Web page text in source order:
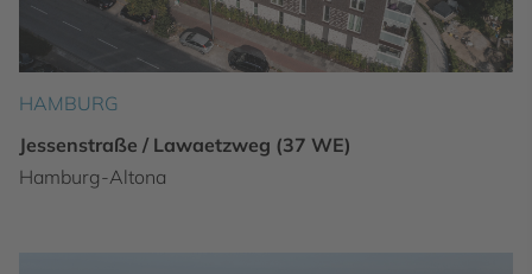
HAMBURG
Jessenstraße / Lawaetzweg (37 WE)
Hamburg-Altona